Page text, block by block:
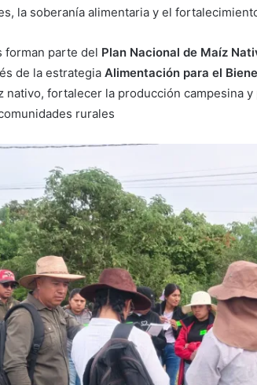
la soberanía alimentaria y el
forman parte del Plan Nacional de Maíz
de la estrategia Alimentación para el
nativo, fortalecer la producción campesina
rurales